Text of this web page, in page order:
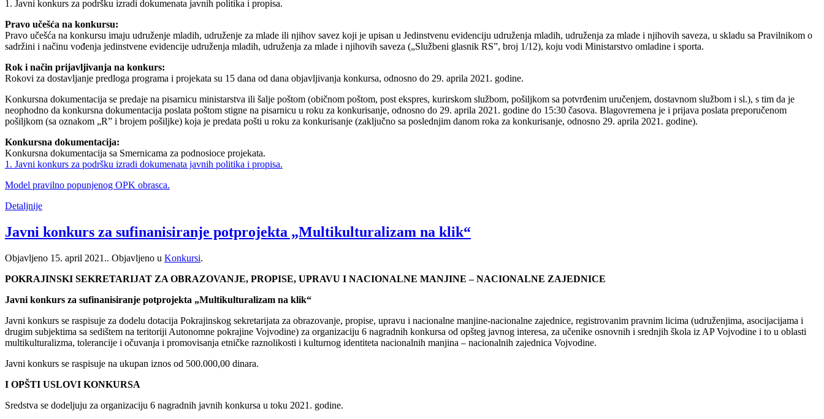
1. Javni konkurs za podršku izradi dokumenata javnih politika i propisa.
Pravo učešća na konkursu:
Pravo učešća na konkursu imaju udruženje mladih, udruženje za mlade ili njihov savez koji je upisan u Jedinstvenu evidenciju udruženja mladih, udruženja za mlade i njihovih saveza, u skladu sa Pravilnikom o
sadržini i načinu vođenja jedinstvene evidencije udruženja mladih, udruženja za mlade i njihovih saveza („Službeni glasnik RS”, broj 1/12), koju vodi Ministarstvo omladine i sporta.
Rok i način prijavljivanja na konkurs:
Rokovi za dostavljanje predloga programa i projekata su 15 dana od dana objavljivanja konkursa, odnosno do 29. aprila 2021. godine.
Konkursna dokumentacija se predaje na pisarnicu ministarstva ili šalje poštom (običnom poštom, post ekspres, kurirskom službom, pošiljkom sa potvrđenim uručenjem, dostavnom službom i sl.), s tim da je
neophodno da konkursna dokumentacija poslata poštom stigne na pisarnicu u roku za konkurisanje, odnosno do 29. aprila 2021. godine do 15:30 časova. Blagovremena je i prijava poslata preporučenom
pošiljkom (sa oznakom „R” i brojem pošiljke) koja je predata pošti u roku za konkurisanje (zaključno sa poslednjim danom roka za konkurisanje, odnosno 29. aprila 2021. godine).
Konkursna dokumentacija:
Konkursna dokumentacija sa Smernicama za podnosioce projekata.
1. Javni konkurs za podršku izradi dokumenata javnih politika i propisa.
Model pravilno popunjenog OPK obrasca.
Detaljnije
Javni konkurs za sufinanisiranje potprojekta „Multikulturalizam na klik“
Objavljeno 15. april 2021.. Objavljeno u Konkursi.
POKRAJINSKI SEKRETARIJAT ZA OBRAZOVANJE, PROPISE, UPRAVU I NACIONALNE MANJINE – NACIONALNE ZAJEDNICE
Javni konkurs za sufinanisiranje potprojekta „Multikulturalizam na klik“
Javni konkurs se raspisuje za dodelu dotacija Pokrajinskog sekretarijata za obrazovanje, propise, upravu i nacionalne manjine-nacionalne zajednice, registrovanim pravnim licima (udruženjima, asocijacijama i
drugim subjektima sa sedištem na teritoriji Autonomne pokrajine Vojvodine) za organizaciju 6 nagradnih konkursa od opšteg javnog interesa, za učenike osnovnih i srednjih škola iz AP Vojvodine i to u oblasti
multikulturalizma, tolerancije i očuvanja i promovisanja etničke raznolikosti i kulturnog identiteta nacionalnih manjina – nacionalnih zajednica Vojvodine.
Javni konkurs se raspisuje na ukupan iznos od 500.000,00 dinara.
I OPŠTI USLOVI KONKURSA
Sredstva se dodeljuju za organizaciju 6 nagradnih javnih konkursa u toku 2021. godine.